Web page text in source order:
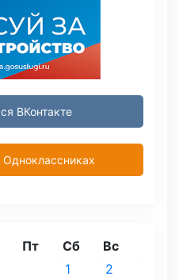
ВКонтакте
Пт Сб Вс
1
2